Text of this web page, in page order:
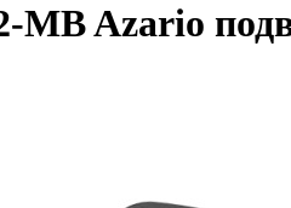
MB Azario